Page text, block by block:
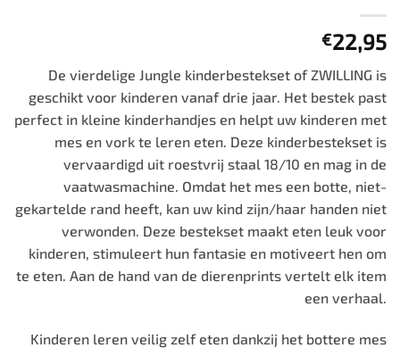
€22,95
De vierdelige Jungle kinderbestekset of ZWILLING is
geschikt voor kinderen vanaf drie jaar. Het bestek past
perfect in kleine kinderhandjes en helpt uw kinderen met
mes en vork te leren eten. Deze kinderbestekset is
vervaardigd uit roestvrij staal 18/10 en mag in de
vaatwasmachine. Omdat het mes een botte, niet-
gekartelde rand heeft, kan uw kind zijn/haar handen niet
verwonden. Deze bestekset maakt eten leuk voor
kinderen, stimuleert hun fantasie en motiveert hen om
te eten. Aan de hand van de dierenprints vertelt elk item
een verhaal.
Kinderen leren veilig zelf eten dankzij het bottere mes